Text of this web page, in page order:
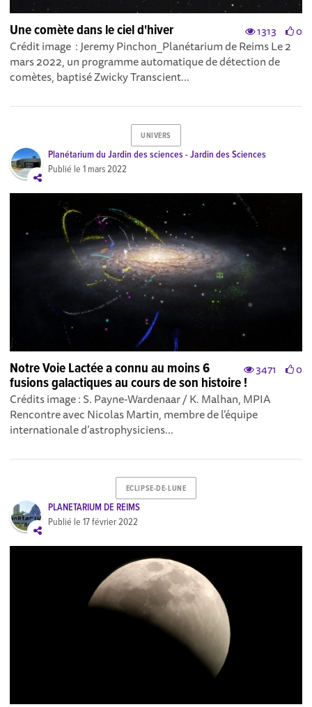
1313 0
Une comète dans le ciel d'hiver
Crédit image : Jeremy Pinchon_Planétarium de Reims Le 2
mars 2022, un programme automatique de détection de
comètes, baptisé Zwicky Transcient...
UNIVERS
Planétarium du Jardin des sciences - Jardin des Sciences
Publié le1 mars 2022
3471 0
Notre Voie Lactée a connu au moins 6
fusions galactiques au cours de son histoire !
Crédits image : S. Payne-Wardenaar / K. Malhan, MPIA
Rencontre avec Nicolas Martin, membre de l’équipe
internationale d’astrophysiciens...
ECLIPSE-DE-LUNE
PLANETARIUM DE REIMS
Publié le17 février 2022